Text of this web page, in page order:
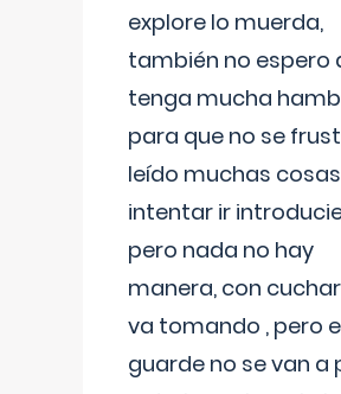
explore lo muerda,
también no espero
tenga mucha
para que no se
leído muchas
intentar ir
pero nada no hay
manera, con
va tomando , pero
guarde no se van a